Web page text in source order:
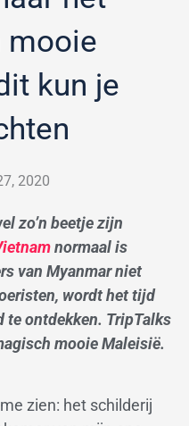
mooie
kun je
2020
zo’n beetje zijn
normaal is
van Myanmar niet
wordt het tijd
te ontdekken. TripTalks
mooie Maleisië.
zien: het schilderij